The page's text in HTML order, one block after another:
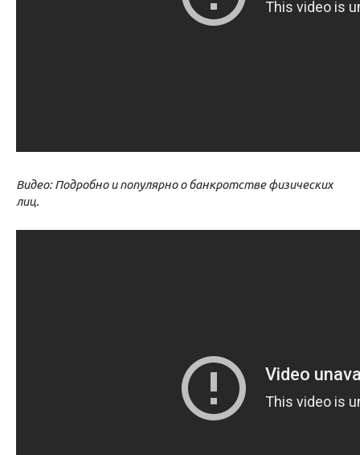
Видео: Подробно и популярно о банкротстве физических
лиц.